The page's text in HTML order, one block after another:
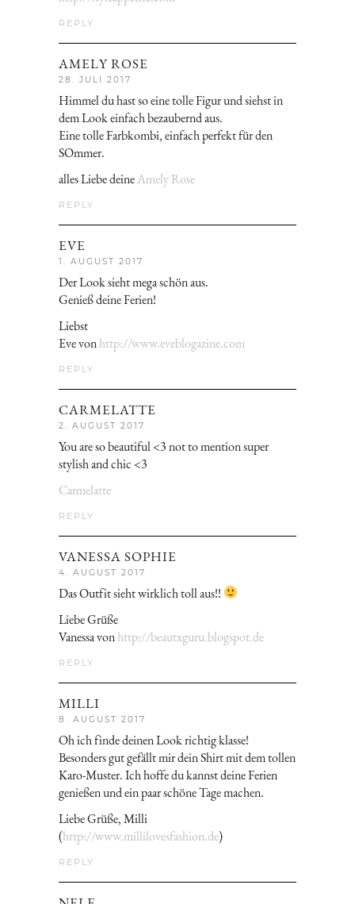
REPLY
AMELY ROSE
28. JULI 2017
Himmel du hast so eine tolle Figur und siehst in
dem Look einfach bezaubernd aus.
Eine tolle Farbkombi, einfach perfekt für den
SOmmer.
alles Liebe deineAmely Rose
REPLY
EVE
1. AUGUST 2017
Der Look sieht mega schön aus.
Genieß deine Ferien!
Liebst
Eve vonhttp://www.eveblogazine.com
REPLY
CARMELATTE
2. AUGUST 2017
You are so beautiful <3 not to mention super
stylish and chic <3
Carmelatte
REPLY
VANESSA SOPHIE
4. AUGUST 2017
Das Outfit sieht wirklich toll aus!!
Liebe Grüße
Vanessa vonhttp://beautxguru.blogspot.de
REPLY
MILLI
8. AUGUST 2017
Oh ich finde deinen Look richtig klasse!
Besonders gut gefällt mir dein Shirt mit dem tollen
Karo-Muster. Ich hoffe du kannst deine Ferien
genießen und ein paar schöne Tage machen.
Liebe Grüße, Milli
(http://www.millilovesfashion.de)
REPLY